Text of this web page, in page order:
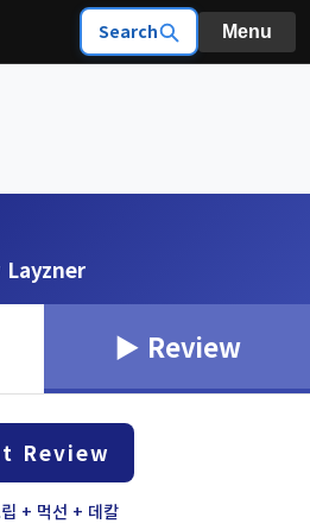
Search Menu
Layzner
▶ Review
Review
+ 먹선 + 데칼